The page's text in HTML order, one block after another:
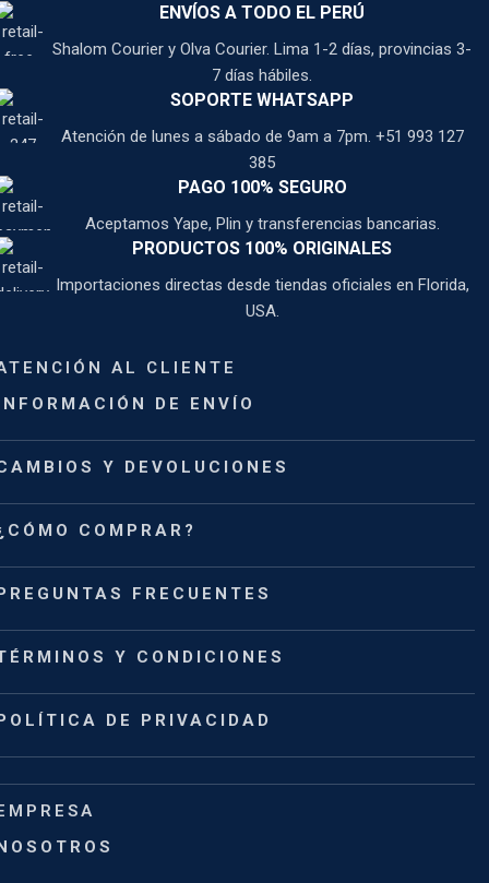
ENVÍOS A TODO EL PERÚ
Shalom Courier y Olva Courier. Lima 1-2 días, provincias 3-
7 días hábiles.
SOPORTE WHATSAPP
Atención de lunes a sábado de 9am a 7pm. +51 993 127
385
PAGO 100% SEGURO
Aceptamos Yape, Plin y transferencias bancarias.
PRODUCTOS 100% ORIGINALES
Importaciones directas desde tiendas oficiales en Florida,
USA.
AL CLIENTE
DE ENVÍO
Y DEVOLUCIONES
COMPRAR?
FRECUENTES
Y CONDICIONES
DE PRIVACIDAD